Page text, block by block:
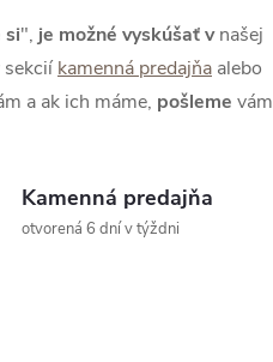
si", je možné vyskúšaťvnašej
sekcií kamenná predajňa alebo
a ak ich máme, pošleme vám
Kamenná predajňa
otvorená 6 dní v týždni